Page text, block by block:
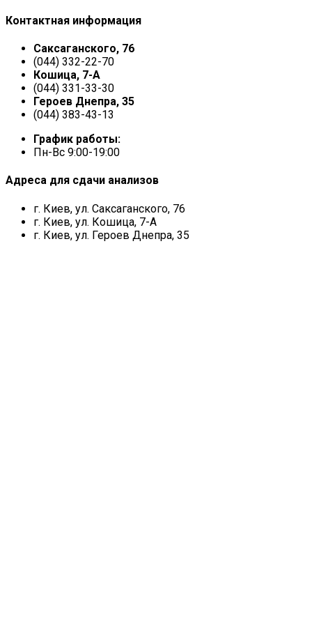
Контактная информация
Саксаганского, 76
(044) 332-22-70
Кошица, 7-А
(044) 331-33-30
Героев Днепра, 35
(044) 383-43-13
График работы:
Пн-Вс 9:00-19:00
Адреса для сдачи анализов
г. Киев, ул. Саксаганского, 76
г. Киев, ул. Кошица, 7-А
г. Киев, ул. Героев Днепра, 35